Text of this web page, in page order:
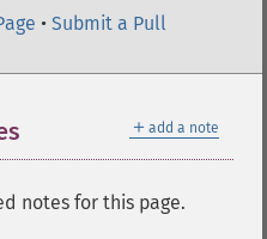
• Submit a Pull
＋ add a note
notes for this page.